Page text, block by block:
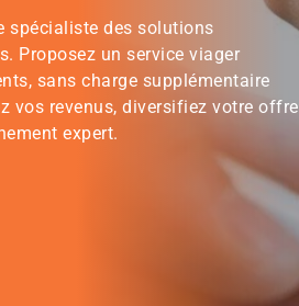
spécialiste des solutions
Proposez un service viager
sans charge supplémentaire
vos revenus, diversifiez votre offre
expert.